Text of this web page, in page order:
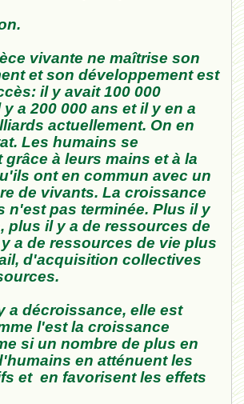
vivante ne maîtrise son
et son développement est
il y avait 100 000
a 200 000 ans et il y en a
actuellement. On en
Les humains se
à leurs mains et à la
ont en commun avec un
de vivants. La croissance
n'est pas terminée. Plus il y
plus il y a de ressources de
a de ressources de vie plus
d'acquisition collectives
a décroissance, elle est
l'est la croissance
si un nombre de plus en
en atténuent les
et en favorisent les effets